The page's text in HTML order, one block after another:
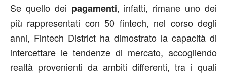
Se quello dei pagamenti, infatti, rimane uno dei
più rappresentati con 50 fintech, nel corso degli
anni, Fintech District ha dimostrato la capacità di
intercettare le tendenze di mercato, accogliendo
realtà provenienti da ambiti differenti, tra i quali